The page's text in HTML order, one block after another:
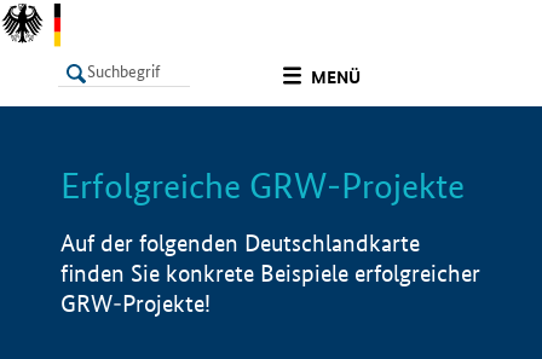
MENÜ
LISTE Info
Erfolgreiche GRW-Projekte
Auf der folgenden Deutschlandkarte
finden Sie konkrete Beispiele erfolgreicher
GRW-Projekte!